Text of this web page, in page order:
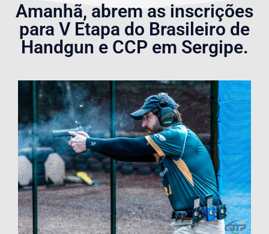
Amanhã, abrem as inscrições
para V Etapa do Brasileiro de
Handgun e CCP em Sergipe.